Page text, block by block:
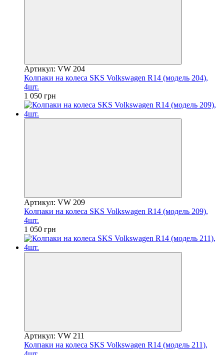
Артикул: VW 204
Колпаки на колеса SKS Volkswagen R14 (модель 204),
4шт.
1 050 грн
Артикул: VW 209
Колпаки на колеса SKS Volkswagen R14 (модель 209),
4шт.
1 050 грн
Артикул: VW 211
Колпаки на колеса SKS Volkswagen R14 (модель 211),